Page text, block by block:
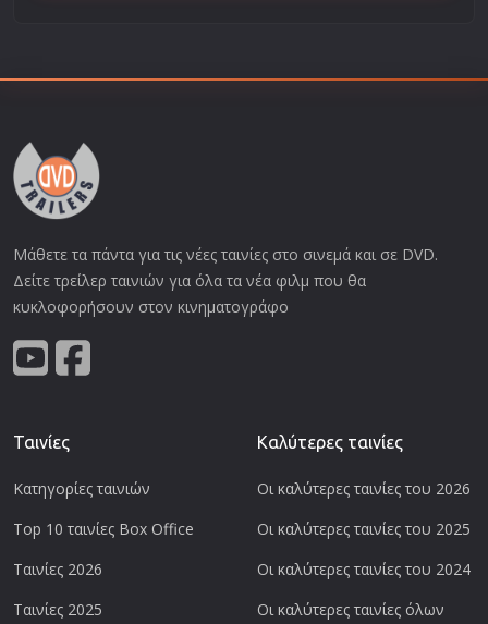
Μάθετε τα πάντα για τις νέες ταινίες στο σινεμά και σε DVD.
Δείτε τρείλερ ταινιών για όλα τα νέα φιλμ που θα
κυκλοφορήσουν στον κινηματογράφο
Ταινίες
Κατηγορίες ταινιών
Top 10 ταινίες Box Office
Ταινίες 2026
Ταινίες 2025
Καλύτερες ταινίες
Οι καλύτερες ταινίες του 2026
Οι καλύτερες ταινίες του 2025
Οι καλύτερες ταινίες του 2024
Οι καλύτερες ταινίες όλων